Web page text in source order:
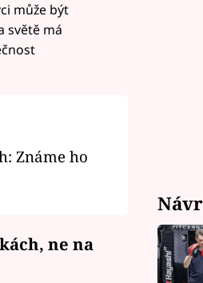
může být
světě má
Známe ho
ne na